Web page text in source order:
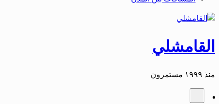
القامشلي
منذ ١٩٩٩ مستمرون